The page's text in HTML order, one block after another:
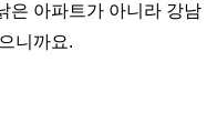
은 아파트가 아니라 강남
니까요.